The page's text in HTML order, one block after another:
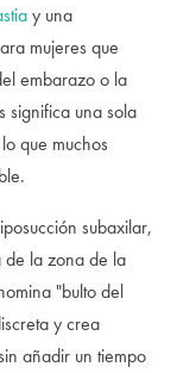
y una
mujeres que
embarazo o la
significa una sola
que muchos
subaxilar,
de la zona de la
"bulto del
y crea
añadir un tiempo